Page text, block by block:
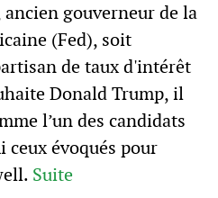
gouverneur de la
(Fed), soit
de taux d'intérêt
Donald Trump, il
l’un des candidats
ceux évoqués pour
Suite